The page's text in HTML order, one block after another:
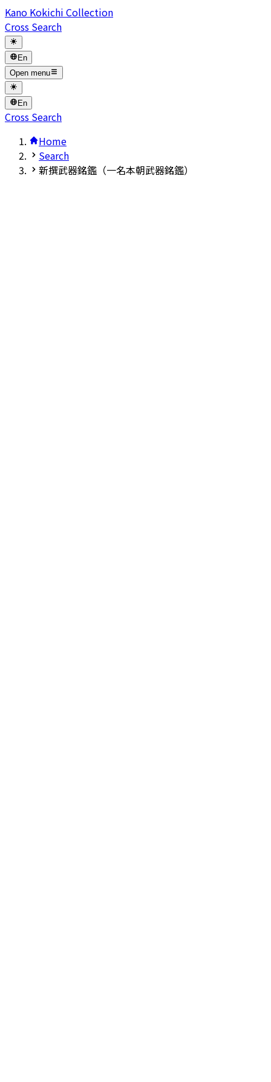
Kano Kokichi Collection
Cross Search
En
Open menu
En
Cross Search
Home
Search
新撰武器銘鑑（一名本朝武器銘鑑）